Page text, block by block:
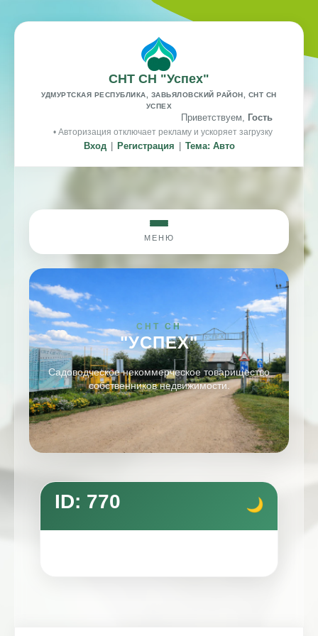
СНТ СН "Успех"
УДМУРТСКАЯ РЕСПУБЛИКА, ЗАВЬЯЛОВСКИЙ РАЙОН, СНТ СН
УСПЕХ
Приветствуем, Гость
• Авторизация отключает рекламу и ускоряет загрузку
Вход Регистрация Тема: Авто
МЕНЮ
СНТ СН
"УСПЕХ"
Садоводческое некоммерческое товарищество
собственников недвижимости.
ID: 770